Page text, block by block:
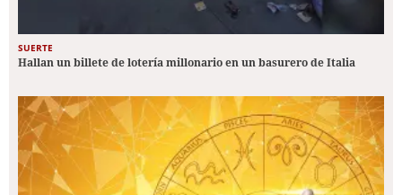
SUERTE
Hallan un billete de lotería millonario en un basurero de Italia